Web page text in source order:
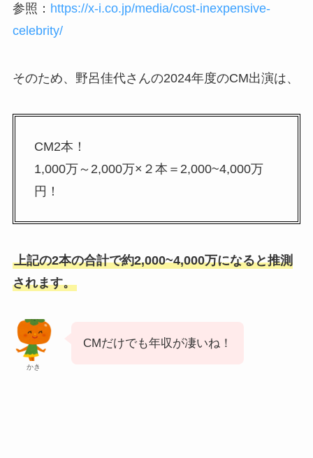
参照： https://x-i.co.jp/media/cost-inexpensive-
celebrity/
そのため、野呂佳代さんの2024年度のCM出演は、
CM2本！
1,000万～2,000万×２本＝2,000~4,000万
円！
上記の2本の合計で約2,000~4,000万になると推測
されます。
かき
CMだけでも年収が凄いね！